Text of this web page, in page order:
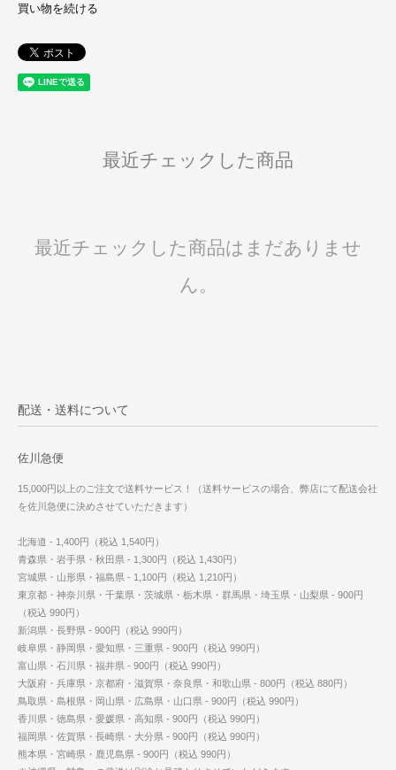
買い物を続ける
最近チェックした商品
最近チェックした商品はまだありませ
ん。
配送・送料について
佐川急便
15,000円以上のご注文で送料サービス！（送料サービスの場合、弊店にて配送会社
を佐川急便に決めさせていただきます）
北海道 - 1,400円（税込 1,540円）
青森県・岩手県・秋田県 - 1,300円（税込 1,430円）
宮城県・山形県・福島県 - 1,100円（税込 1,210円）
東京都・神奈川県・千葉県・茨城県・栃木県・群馬県・埼玉県・山梨県 - 900円
（税込 990円）
新潟県・長野県 - 900円（税込 990円）
岐阜県・静岡県・愛知県・三重県 - 900円（税込 990円）
富山県・石川県・福井県 - 900円（税込 990円）
大阪府・兵庫県・京都府・滋賀県・奈良県・和歌山県 - 800円（税込 880円）
鳥取県・島根県・岡山県・広島県・山口県 - 900円（税込 990円）
香川県・徳島県・愛媛県・高知県 - 900円（税込 990円）
福岡県・佐賀県・長崎県・大分県 - 900円（税込 990円）
熊本県・宮崎県・鹿児島県 - 900円（税込 990円）